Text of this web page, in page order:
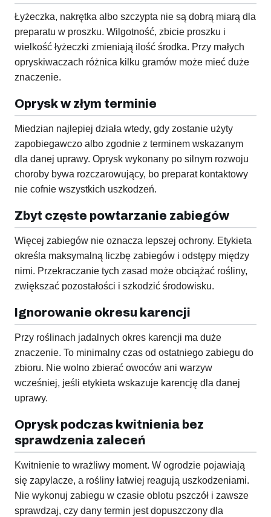
Łyżeczka, nakrętka albo szczypta nie są dobrą miarą dla
preparatu w proszku. Wilgotność, zbicie proszku i
wielkość łyżeczki zmieniają ilość środka. Przy małych
opryskiwaczach różnica kilku gramów może mieć duże
znaczenie.
Oprysk w złym terminie
Miedzian najlepiej działa wtedy, gdy zostanie użyty
zapobiegawczo albo zgodnie z terminem wskazanym
dla danej uprawy. Oprysk wykonany po silnym rozwoju
choroby bywa rozczarowujący, bo preparat kontaktowy
nie cofnie wszystkich uszkodzeń.
Zbyt częste powtarzanie zabiegów
Więcej zabiegów nie oznacza lepszej ochrony. Etykieta
określa maksymalną liczbę zabiegów i odstępy między
nimi. Przekraczanie tych zasad może obciążać rośliny,
zwiększać pozostałości i szkodzić środowisku.
Ignorowanie okresu karencji
Przy roślinach jadalnych okres karencji ma duże
znaczenie. To minimalny czas od ostatniego zabiegu do
zbioru. Nie wolno zbierać owoców ani warzyw
wcześniej, jeśli etykieta wskazuje karencję dla danej
uprawy.
Oprysk podczas kwitnienia bez
sprawdzenia zaleceń
Kwitnienie to wrażliwy moment. W ogrodzie pojawiają
się zapylacze, a rośliny łatwiej reagują uszkodzeniami.
Nie wykonuj zabiegu w czasie oblotu pszczół i zawsze
sprawdzaj, czy dany termin jest dopuszczony dla